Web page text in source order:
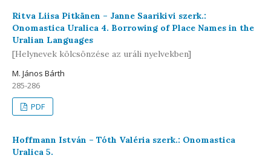
Ritva Liisa Pitkänen – Janne Saarikivi szerk.:
Onomastica Uralica 4. Borrowing of Place Names in the
Uralian Languages
[Helynevek kölcsönzése az uráli nyelvekben]
M. János Bárth
285-286
PDF
Hoffmann István – Tóth Valéria szerk.: Onomastica
Uralica 5.